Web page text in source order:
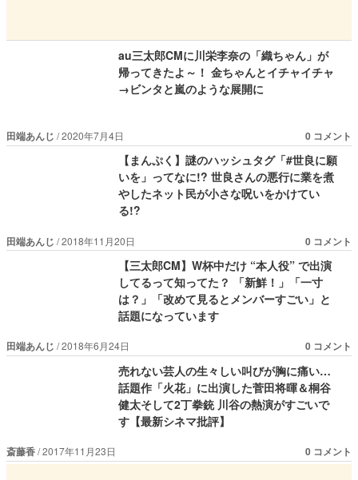
au三太郎CMに川栄李奈の「織ちゃん」が
帰ってきたよ～！ 金ちゃんとイチャイチャ
→ビンタと嵐のような展開に
田端あんじ 2020年7月4日 0 コメント
【まんぷく】謎のハッシュタグ「#世良に願
いを」ってなに!? 世良さんの悪行に業を煮
やしたネット民が小さな呪いをかけてい
る!?
田端あんじ 2018年11月20日 0 コメント
【三太郎CM】W杯中だけ “本人役” で出演
してるって知ってた？ 「新鮮！」「一寸
は？」「改めて見るとメンバーすごい 」と
話題になっています
田端あんじ 2018年6月24日 0 コメント
売れない芸人の生々しい叫びが胸に痛い…
話題作「火花」に出演した菅田将暉＆桐谷
健太そして2丁拳銃 川谷の熱演がすごいで
す【最新シネマ批評】
斎藤香 2017年11月23日 0 コメント